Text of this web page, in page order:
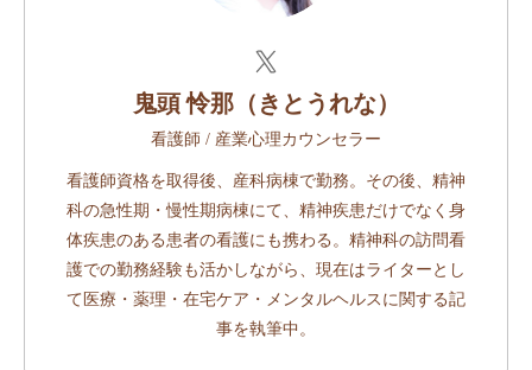
鬼頭 怜那（きとうれな）
看護師 / 産業心理カウンセラー
看護師資格を取得後、産科病棟で勤務。その後、精神
科の急性期・慢性期病棟にて、精神疾患だけでなく身
体疾患のある患者の看護にも携わる。精神科の訪問看
護での勤務経験も活かしながら、現在はライターとし
て医療・薬理・在宅ケア・メンタルヘルスに関する記
事を執筆中。